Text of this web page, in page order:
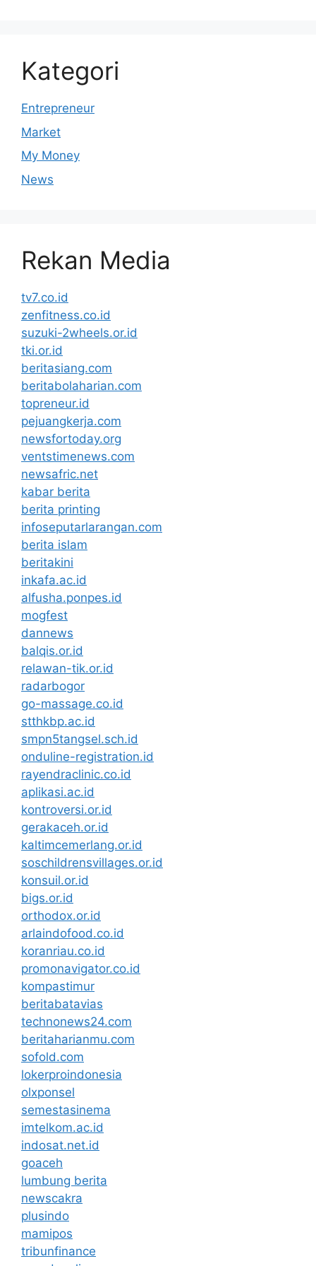
Kategori
Entrepreneur
Market
My Money
News
Rekan Media
tv7.co.id
zenfitness.co.id
suzuki-2wheels.or.id
tki.or.id
beritasiang.com
beritabolaharian.com
topreneur.id
pejuangkerja.com
newsfortoday.org
ventstimenews.com
newsafric.net
kabar berita
berita printing
infoseputarlarangan.com
berita islam
beritakini
inkafa.ac.id
alfusha.ponpes.id
mogfest
dannews
balqis.or.id
relawan-tik.or.id
radarbogor
go-massage.co.id
stthkbp.ac.id
smpn5tangsel.sch.id
onduline-registration.id
rayendraclinic.co.id
aplikasi.ac.id
kontroversi.or.id
gerakaceh.or.id
kaltimcemerlang.or.id
soschildrensvillages.or.id
konsuil.or.id
bigs.or.id
orthodox.or.id
arlaindofood.co.id
koranriau.co.id
promonavigator.co.id
kompastimur
beritabatavias
technonews24.com
beritaharianmu.com
sofold.com
lokerproindonesia
olxponsel
semestasinema
imtelkom.ac.id
indosat.net.id
goaceh
lumbung berita
newscakra
plusindo
mamipos
tribunfinance